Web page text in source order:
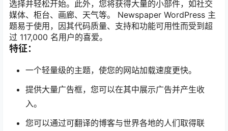
选择并轻松开始。此外，您将获得大量的小部件，如社交
媒体、柜台、画廊、天气等。 Newspaper WordPress 主
题易于使用，因其代码质量、支持和功能可用性而受到超
过 117,000 名用户的喜爱。
特征：
一个轻量级的主题，使您的网站加载速度更快。
提供大量广告框，您可以在其中展示广告并产生收
入。
您可以通过可翻译的博客与世界各地的人们取得联